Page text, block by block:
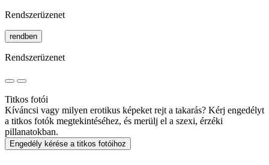
Rendszerüzenet
rendben
Rendszerüzenet
Titkos fotói
Kíváncsi vagy milyen erotikus képeket rejt a takarás? Kérj engedélyt
a titkos fotók megtekintéséhez, és merülj el a szexi, érzéki
pillanatokban.
Engedély kérése a titkos fotóihoz